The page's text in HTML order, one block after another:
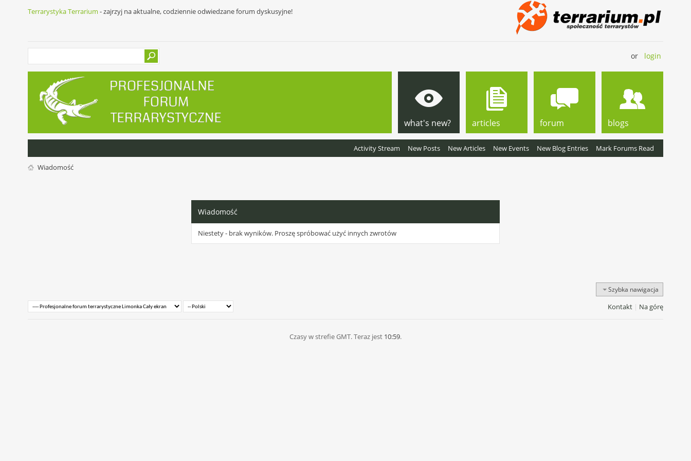
Terrarystyka Terrarium - zajrzyj na aktualne, codziennie odwiedzane forum dyskusyjne!
or login
what's new?
Activity Stream New Posts New Articles New Events New Blog Entries Mark Forums Read
articles forum blogs
Wiadomość
Wiadomość
Niestety - brak wyników. Proszę spróbować użyć innych zwrotów
Szybka nawigacja
Kontakt | Na górę
Czasy w strefie GMT. Teraz jest 10:59.